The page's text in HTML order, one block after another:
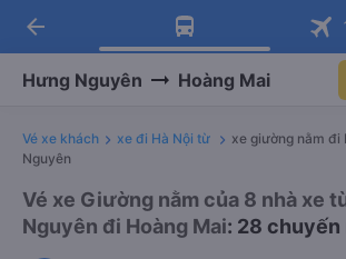
Tải app Vexere ngay!
Nhận ưu đãi thành viên độc
Tải app Vexere
-30k/ghế khi đặt vé máy bay
arrow_back
Hưng Nguyên Hoàng Mai
Vé xe khách xe đi Hà Nội từ
xe giường nằm đi
Nguyên
Vé xe Giường nằm của 8 nhà xe
Nguyên đi Hoàng Mai: 28 chuyến